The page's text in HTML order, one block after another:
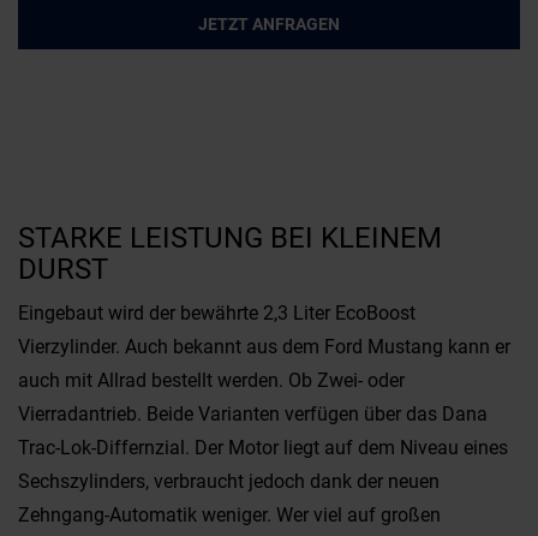
JETZT ANFRAGEN
STARKE LEISTUNG BEI KLEINEM
DURST
Eingebaut wird der bewährte 2,3 Liter EcoBoost
Vierzylinder. Auch bekannt aus dem Ford Mustang kann er
auch mit Allrad bestellt werden. Ob Zwei- oder
Vierradantrieb. Beide Varianten verfügen über das Dana
Trac-Lok-Differnzial. Der Motor liegt auf dem Niveau eines
Sechszylinders, verbraucht jedoch dank der neuen
Zehngang-Automatik weniger. Wer viel auf großen